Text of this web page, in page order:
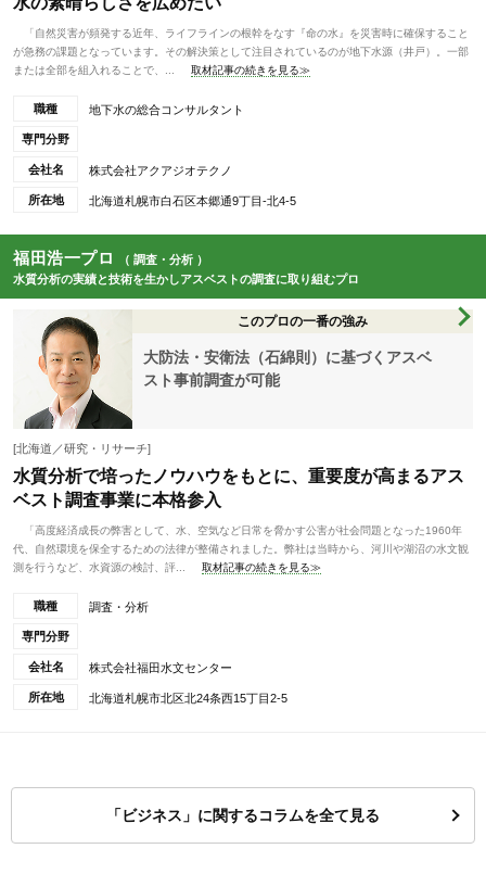
「自然災害が頻発する近年、ライフラインの根幹をなす『命の水』を災害時に確保すること
が急務の課題となっています。その解決策として注目されているのが地下水源（井戸）。一部
または全部を組入れることで、...
取材記事の続きを見る≫
職種 地下水の総合コンサルタント
専門分野
会社名 株式会社アクアジオテクノ
所在地 北海道札幌市白石区本郷通9丁目-北4-5
福田浩一プロ
（ 調査・分析 ）
水質分析の実績と技術を生かしアスベストの調査に取り組むプロ
このプロの一番の強み
大防法・安衛法（石綿則）に基づくアスベ
スト事前調査が可能
[北海道／研究・リサーチ]
水質分析で培ったノウハウをもとに、重要度が高まるアス
ベスト調査事業に本格参入
「高度経済成長の弊害として、水、空気など日常を脅かす公害が社会問題となった1960年
代、自然環境を保全するための法律が整備されました。弊社は当時から、河川や湖沼の水文観
測を行うなど、水資源の検討、評...
取材記事の続きを見る≫
職種 調査・分析
専門分野
会社名 株式会社福田水文センター
所在地 北海道札幌市北区北24条西15丁目2-5
「ビジネス」に関するコラムを全て見る